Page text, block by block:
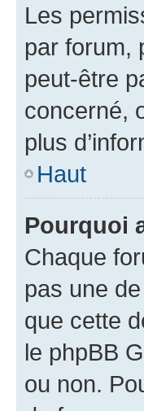
Les
par forum,
peut-être
concerné,
plus
Haut
Pourquoi
Chaque
pas une
que cette
le phpBB
ou non.